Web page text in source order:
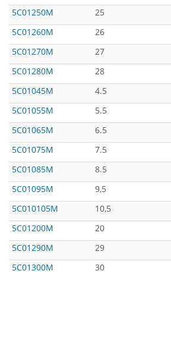
5C01250M
25
5C01260M
26
5C01270M
27
5C01280M
28
5C01045M
4.5
5C01055M
5.5
5C01065M
6.5
5C01075M
7.5
5C01085M
8.5
5C01095M
9,5
5C010105M
10,5
5C01200M
20
5C01290M
29
5C01300M
30